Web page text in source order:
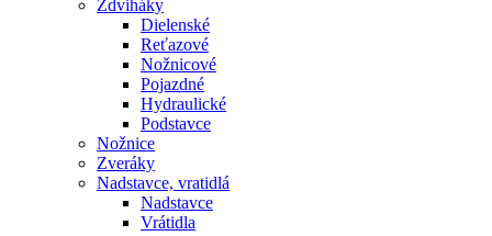
Zdviháky
Dielenské
Reťazové
Nožnicové
Pojazdné
Hydraulické
Podstavce
Nožnice
Zveráky
Nadstavce, vratidlá
Nadstavce
Vrátidla